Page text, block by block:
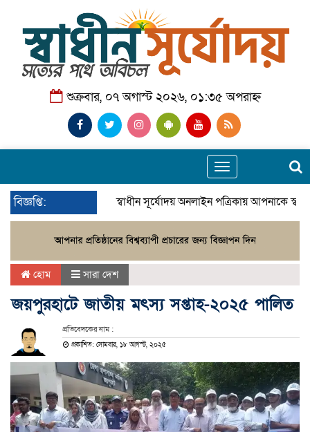
শুক্রবার, ০৭ অগাস্ট ২০২৬, ০১:৩৫ অপরাহ্ন
Toggle
navigation
বিজ্ঞপ্তি: স্বাধীন সূর্যোদয় অনলাইন পত্রিকায় আপনাকে
হোম সারা দেশ
জয়পুরহাটে জাতীয় মৎস্য সপ্তাহ-২০২৫ পালিত
প্রতিবেদকের নাম :
প্রকাশিত: সোমবার, ১৮ আগস্ট, ২০২৫